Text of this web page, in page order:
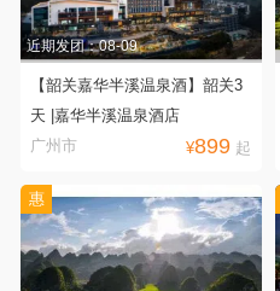
近期发团：08-09
【韶关嘉华半溪温泉酒】韶关3
天 |嘉华半溪温泉酒店
广州市
¥899 起
惠